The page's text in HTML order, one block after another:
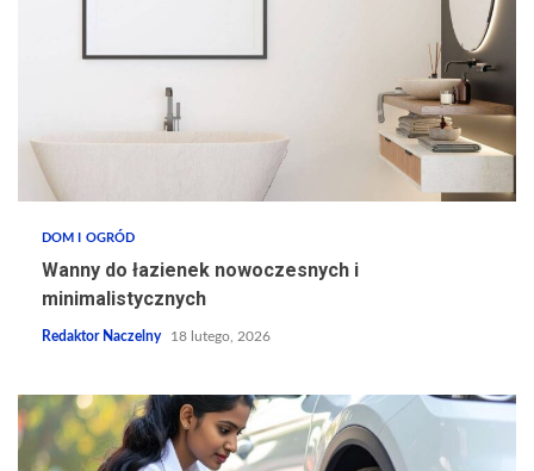
DOM I OGRÓD
Wanny do łazienek nowoczesnych i
minimalistycznych
Redaktor Naczelny 18 lutego, 2026